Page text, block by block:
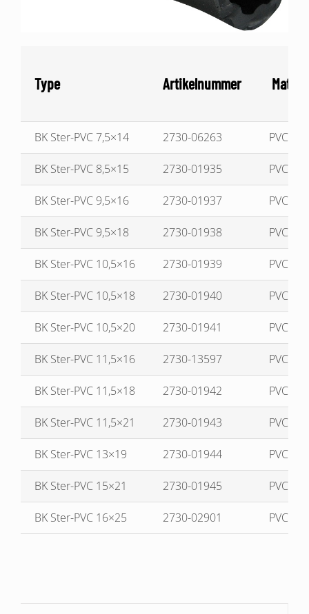
Type Artikelnummer
BK Ster-PVC 7,5×14 2730-06263 PVC
BK Ster-PVC 8,5×15 2730-01935 PVC
BK Ster-PVC 9,5×16 2730-01937 PVC
BK Ster-PVC 9,5×18 2730-01938 PVC
BK Ster-PVC 10,5×16 2730-01939 PVC
BK Ster-PVC 10,5×18 2730-01940 PVC
BK Ster-PVC 10,5×20 2730-01941 PVC
BK Ster-PVC 11,5×16 2730-13597 PVC
BK Ster-PVC 11,5×18 2730-01942 PVC
BK Ster-PVC 11,5×21 2730-01943 PVC
BK Ster-PVC 13×19 2730-01944 PVC
BK Ster-PVC 15×21 2730-01945 PVC
BK Ster-PVC 16×25 2730-02901 PVC